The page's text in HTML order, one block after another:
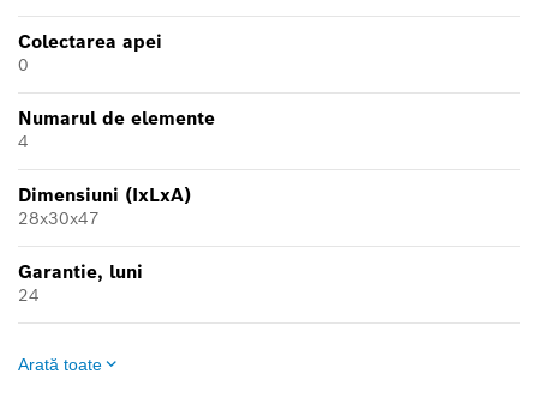
Colectarea apei
0
Numarul de elemente
4
Dimensiuni (IxLxA)
28x30x47
Garantie, luni
24
Arată toate